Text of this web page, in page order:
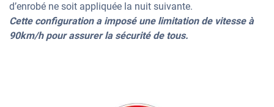
d’enrobé ne soit appliquée la nuit suivante.
Cette configuration a imposé une limitation de vitesse à
90km/h pour assurer la sécurité de tous.